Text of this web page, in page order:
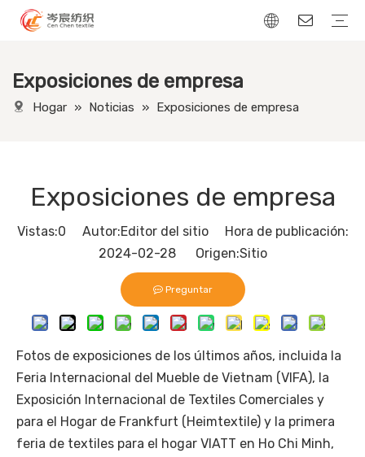
Exposiciones de empresa
Hogar » Noticias » Exposiciones de empresa
Exposiciones de empresa
Vistas:0 Autor:Editor del sitio Hora de publicación:
2024-02-28 Origen:Sitio
Preguntar
Fotos de exposiciones de los últimos años, incluida la
Feria Internacional del Mueble de Vietnam (VIFA), la
Exposición Internacional de Textiles Comerciales y
para el Hogar de Frankfurt (Heimtextile) y la primera
feria de textiles para el hogar VIATT en Ho Chi Minh,